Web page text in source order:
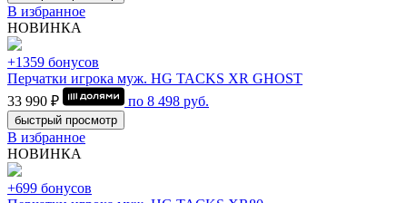
В избранное
НОВИНКА
+1359 бонусов
Перчатки игрока муж. HG TACKS XR GHOST
33 990 ₽
по 8 498 руб.
быстрый просмотр
В избранное
НОВИНКА
+699 бонусов